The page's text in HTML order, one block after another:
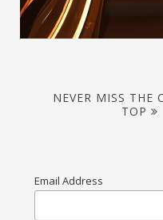
NEVER MISS THE
TOP
Email Address